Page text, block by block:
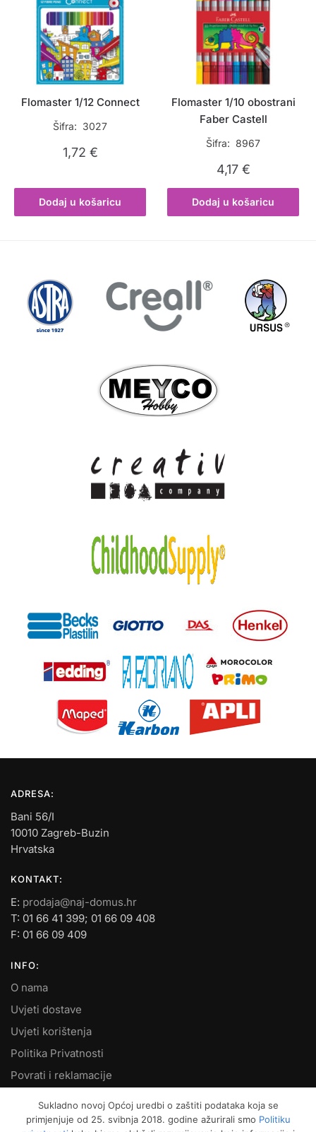
Flomaster 1/12 Connect
Šifra: 3027
1,72 €
Dodaj u košaricu
Flomaster 1/10 obostrani
Faber Castell
Šifra: 8967
4,17 €
Dodaj u košaricu
ADRESA:
Bani 56/I
10010 Zagreb-Buzin
Hrvatska
KONTAKT:
E: prodaja@naj-domus.hr
T: 01 66 41 399; 01 66 09 408
F: 01 66 09 409
INFO:
O nama
Uvjeti dostave
Uvjeti korištenja
Politika Privatnosti
Povrati i reklamacije
MOJ RAČUN:
Sukladno novoj Općoj uredbi o zaštiti podataka koja se
primjenjuje od 25. svibnja 2018. godine ažurirali smo Politiku